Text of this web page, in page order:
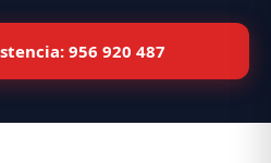
956 920 487